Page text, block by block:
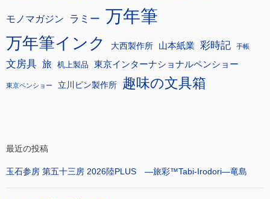
モノマガジン ラミー 万年筆
万年筆インク 大西製作所 山本紙業 彩時記 手帳
文房具 旅 机上製品 東京インターナショナルペンショー
東京ペンショー 立川ピン製作所 趣味の文具箱
最近の投稿
玉石参房 第五十三房 2026陸PLUS ―旅彩™Tabi-Irodori―竜島